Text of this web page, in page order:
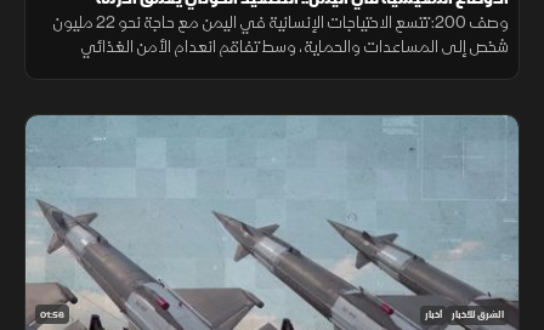
وصف 200: تتسع الاحتياجات الإنسانية في اليمن مع حاجة نحو 22 مليون
شخص إلى المساعدات والحماية، وسط تفاقم انعدام الأمن الغذائي
01:56 الشرق للأخبار أخبار